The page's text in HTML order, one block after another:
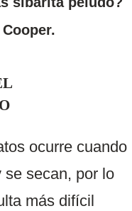
ocurre cuando
se secan, por lo
más difícil